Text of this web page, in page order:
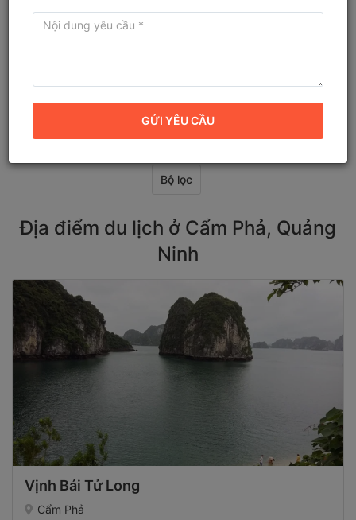
Từ ngày - Đến ngày
Bộ lọc
Địa điểm du lịch ở Cẩm Phả, Quảng
Ninh
Vịnh Bái Tử Long
Cẩm Phả